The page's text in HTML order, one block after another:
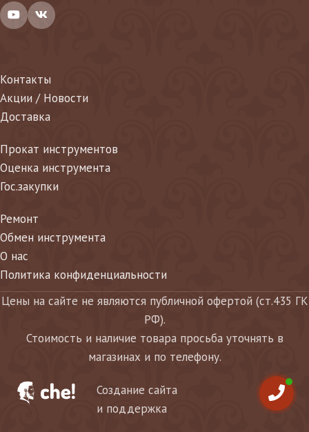
Контакты
Акции / Новости
Доставка
Прокат инструментов
Оценка инструмента
Гос.закупки
Ремонт
Обмен инструмента
О нас
Политика конфиденциальности
Цены на сайте не являются публичной офертой (ст.435 ГК
РФ).
Стоимость и наличие товара просьба уточнять в
магазинах и по телефону.
Создание сайта
и поддержка